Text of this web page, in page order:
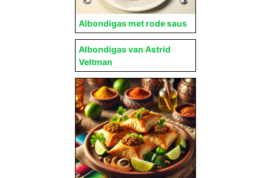
Albondigas met rode saus
Albondigas van Astrid
Veltman